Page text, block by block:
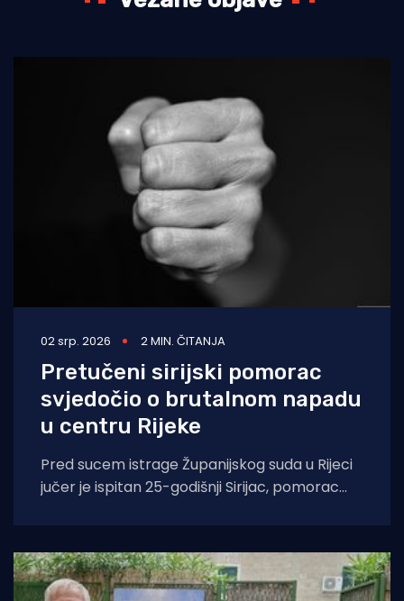
02 srp. 2026 2 MIN. ČITANJA
Pretučeni sirijski pomorac
svjedočio o brutalnom napadu
u centru Rijeke
Pred sucem istrage Županijskog suda u Rijeci
jučer je ispitan 25-godišnji Sirijac, pomorac